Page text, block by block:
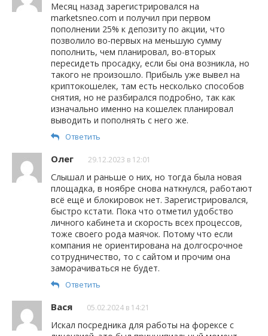
Месяц назад зарегистрировался на
marketsneo.com и получил при первом
пополнении 25% к депозиту по акции, что
позволило во-первых на меньшую сумму
пополнить, чем планировал, во-вторых
пересидеть просадку, если бы она возникла, но
такого не произошло. Прибыль уже вывел на
криптокошелек, там есть несколько способов
снятия, но не разбирался подробно, так как
изначально именно на кошелек планировал
выводить и пополнять с него же.
Ответить
Олег 29.12.2023 в 12:01
Слышал и раньше о них, но тогда была новая
площадка, в ноябре снова наткнулся, работают
всё ещё и блокировок нет. Зарегистрировался,
быстро кстати. Пока что отметил удобство
личного кабинета и скорость всех процессов,
тоже своего рода маячок. Потому что если
компания не ориентирована на долгосрочное
сотрудничество, то с сайтом и прочим она
заморачиваться не будет.
Ответить
Вася 05.02.2024 в 14:21
Искал посредника для работы на форексе с